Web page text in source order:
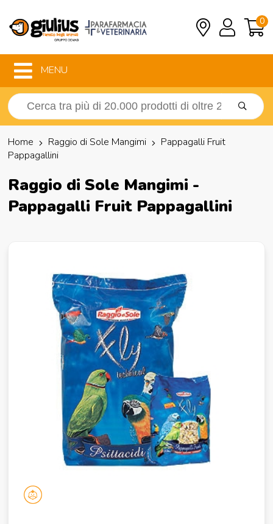
0
MENU
Home Raggio di Sole Mangimi
Pappagalli Fruit
Pappagallini
Raggio di Sole Mangimi -
Pappagalli Fruit Pappagallini